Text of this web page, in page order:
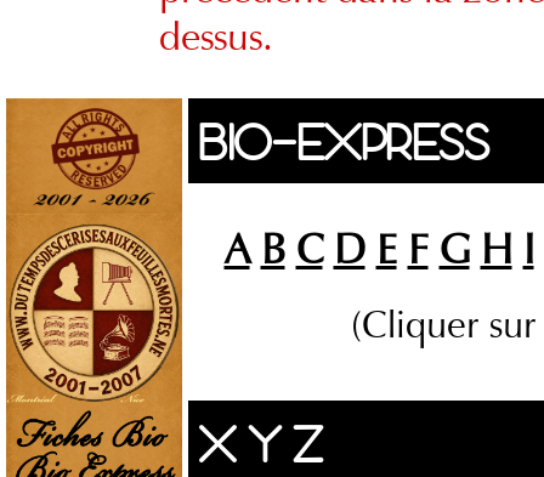
dessus.
BIO-EXPRESS
A B C D E F G H I
(Cliquer
X Y Z